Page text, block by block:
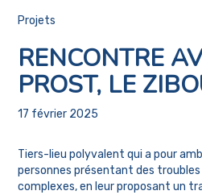
Projets
RENCONTRE
PROST, LE
17 février 2025
Tiers-lieu polyvalent qui a pour
personnes présentant des
complexes, en leur proposant un